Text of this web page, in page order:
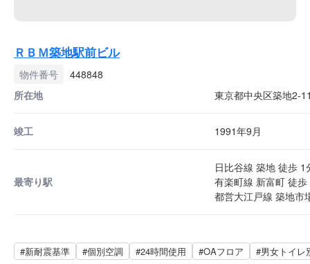
ＲＢＭ築地駅前ビル
物件番号
448848
所在地
東京都中央区築地2-
竣工 1991年9月
最寄り駅
日比谷線 築地 徒歩 1
有楽町線 新富町 徒歩
都営大江戸線 築地市
#新耐震基準 #個別空調 #24時間使用 #OAフロア #男女トイレ